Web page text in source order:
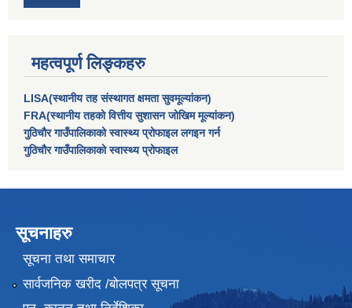
महत्वपूर्ण लिङ्कहरु
LISA(स्थानीय तह संस्थागत क्षमता सुवमूल्यांकन)
FRA(स्थानीय तहको वित्तीय सुशासन जोखिम मूल्यांकन)
गुठिचौर गाउँपालिकाको स्वास्थ्य प्रोफाइल लगइन गर्न
गुठिचौर गाउँपालिकाको स्वास्थ्य प्रोफाइल
सूचनाहरु
सूचना तथा समाचार
सार्वजनिक खरीद /बोलपत्र सूचना